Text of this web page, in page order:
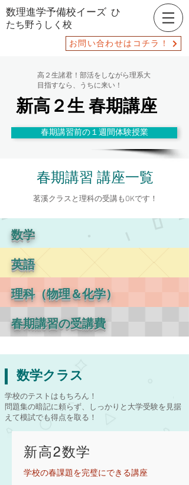
数理進学予備校イーズ ひ
たち野うしく校
お問い合わせはコチラ！
高２生諸君！部活をしながら理系大
目指すなら、​うちに来い！
新高２生 春期講座
春期講習前の１週間体験授業
​春期講習 講座一覧
茗溪クラスと理科の受講もOKです！
数学
英語
理科（物理＆化学）
春期講習の受講費
数学クラス
学校のテストはもちろん！
問題集の暗記に頼らず、しっかりと大学受験を見据
えて模試でも得点を取る！
新高2数学
学校の春課題を完璧にできる講座